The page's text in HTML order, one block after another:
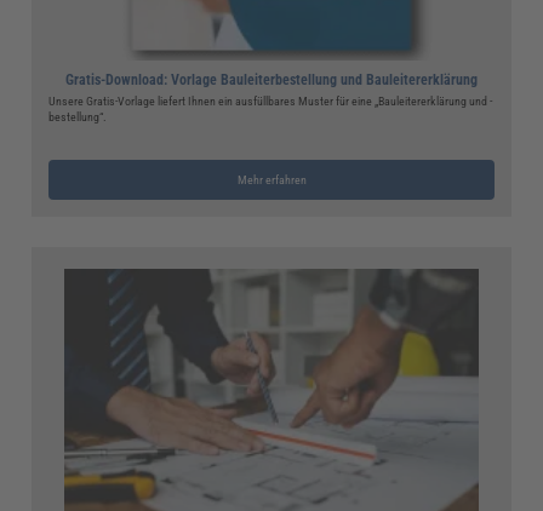
Gratis-Download: Vorlage Bauleiterbestellung und Bauleitererklärung
Unsere Gratis-Vorlage liefert Ihnen ein ausfüllbares Muster für eine „Bauleitererklärung und -
bestellung“.
Mehr erfahren